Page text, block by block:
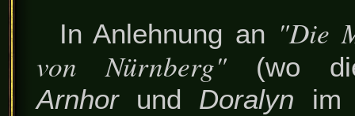
In Anlehnung an "Die
von Nürnberg" (wo
Arnhorund Doralyn im